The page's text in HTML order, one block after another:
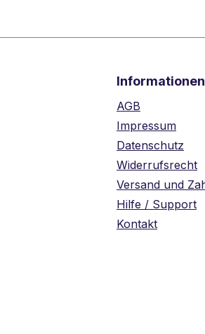
Informationen
AGB
Impressum
Datenschutz
Widerrufsrecht
Versand und
Hilfe / Support
Kontakt